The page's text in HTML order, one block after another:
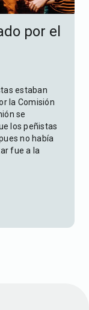
por el
estaban
la Comisión
se
los peñistas
no había
fue a la